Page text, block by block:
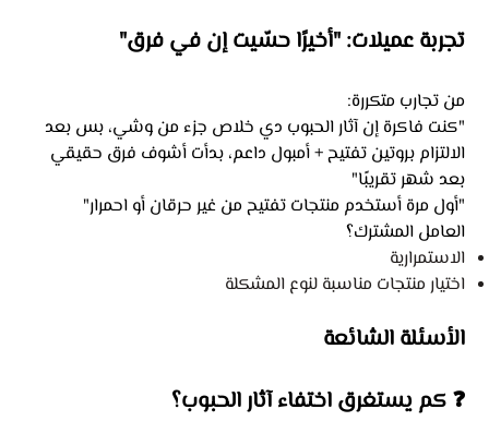
تجربة عميلات: "أخيرًا حسّيت إن في فرق"
من تجارب متكررة:
"كنت فاكرة إن آثار الحبوب دي خلاص جزء من وشي، بس بعد
الالتزام بروتين تفتيح + أمبول داعم، بدأت أشوف فرق حقيقي
بعد شهر تقريبًا"
"أول مرة أستخدم منتجات تفتيح من غير حرقان أو احمرار"
العامل المشترك؟
الاستمرارية
اختيار منتجات مناسبة لنوع المشكلة
الأسئلة الشائعة
❓ كم يستغرق اختفاء آثار الحبوب؟